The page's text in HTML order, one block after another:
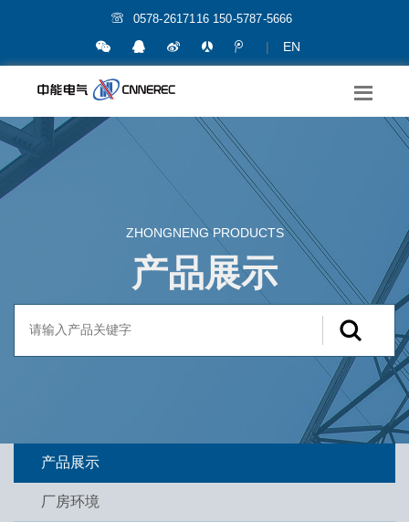
0578-2617116 150-5787-5666
| EN
ZHONGNENG PRODUCTS
产品展示
产品展示
厂房环境